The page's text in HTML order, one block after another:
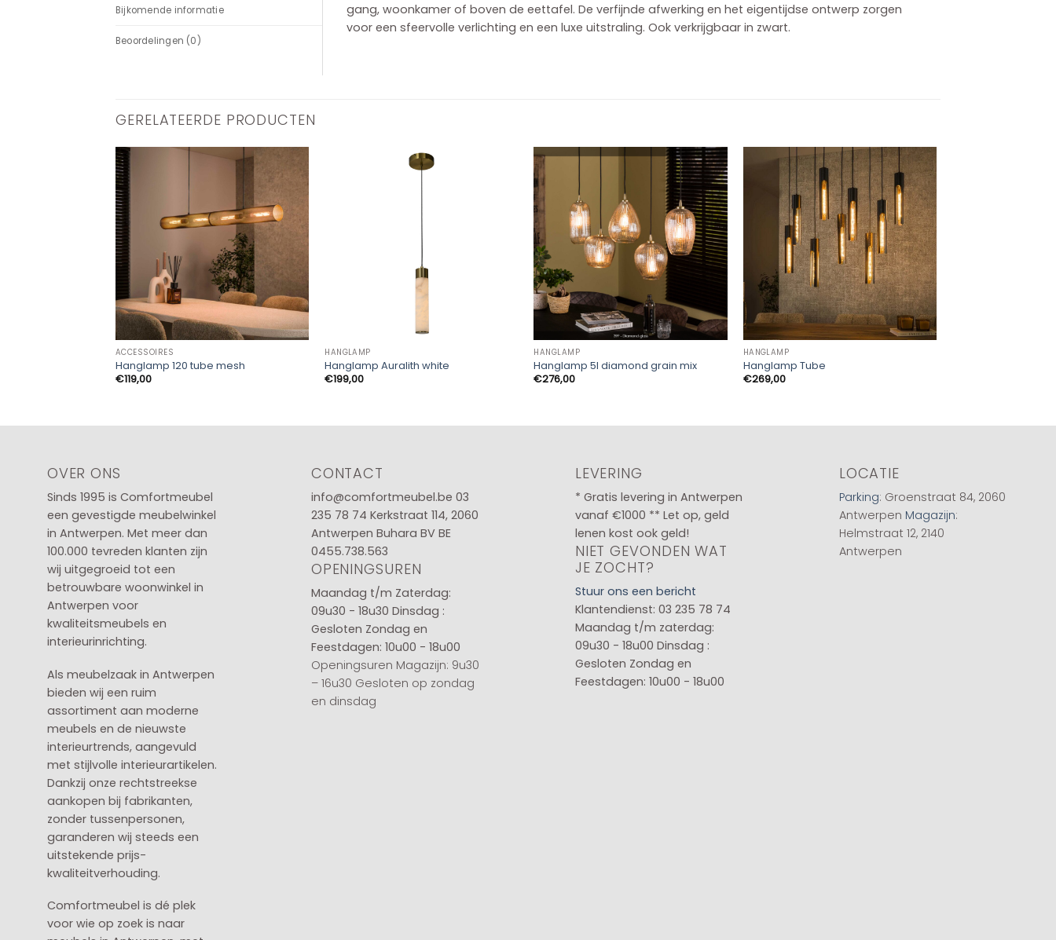
Bijkomende informatie
Beoordelingen (0)
gang, woonkamer of boven de eettafel. De verfijnde afwerking en het eigentijdse ontwerp zorgen
voor een sfeervolle verlichting en een luxe uitstraling. Ook verkrijgbaar in zwart.
GERELATEERDE PRODUCTEN
ACCESSOIRES
Hanglamp 120 tube mesh
€119,00
HANGLAMP
Hanglamp Auralith white
€199,00
HANGLAMP
Hanglamp 5l diamond grain mix
€276,00
HANGLAMP
Hanglamp Tube
€269,00
OVER ONS
Sinds 1995 is Comfortmeubel
een gevestigde meubelwinkel
in Antwerpen. Met meer dan
100.000 tevreden klanten zijn
wij uitgegroeid tot een
betrouwbare woonwinkel in
Antwerpen voor
kwaliteitsmeubels en
interieurinrichting.
Als meubelzaak in Antwerpen
bieden wij een ruim
assortiment aan moderne
meubels en de nieuwste
interieurtrends, aangevuld
met stijlvolle interieurartikelen.
Dankzij onze rechtstreekse
aankopen bij fabrikanten,
zonder tussenpersonen,
garanderen wij steeds een
uitstekende prijs-
kwaliteitverhouding.
Comfortmeubel is dé plek
voor wie op zoek is naar
CONTACT
info@comfortmeubel.be 03
235 78 74 Kerkstraat 114, 2060
Antwerpen Buhara BV BE
0455.738.563
OPENINGSUREN
Maandag t/m Zaterdag:
09u30 - 18u30 Dinsdag :
Gesloten Zondag en
Feestdagen: 10u00 - 18u00
Openingsuren Magazijn: 9u30
– 16u30 Gesloten op zondag
en dinsdag
LEVERING
* Gratis levering in Antwerpen
vanaf €1000 ** Let op, geld
lenen kost ook geld!
NIET GEVONDEN WAT
JE ZOCHT?
Stuur ons een bericht
Klantendienst: 03 235 78 74
Maandag t/m zaterdag:
09u30 - 18u00 Dinsdag :
Gesloten Zondag en
Feestdagen: 10u00 - 18u00
LOCATIE
Parking: Groenstraat 84, 2060
Antwerpen Magazijn:
Helmstraat 12, 2140
Antwerpen